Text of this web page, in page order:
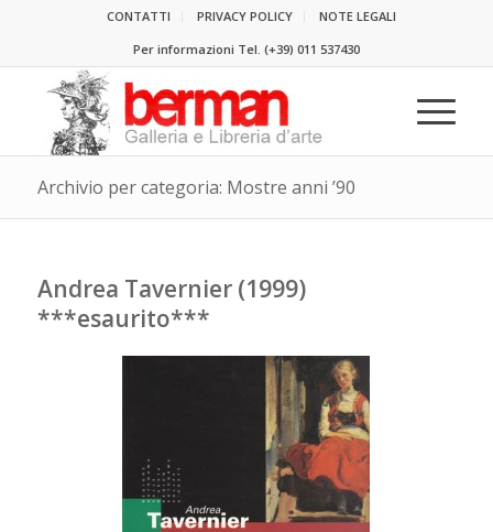
CONTATTI PRIVACY POLICY
NOTE LEGALI
Per informazioni Tel. (+39) 011 537430
Archivio per categoria: Mostre anni ’90
Andrea Tavernier (1999)
***esaurito***